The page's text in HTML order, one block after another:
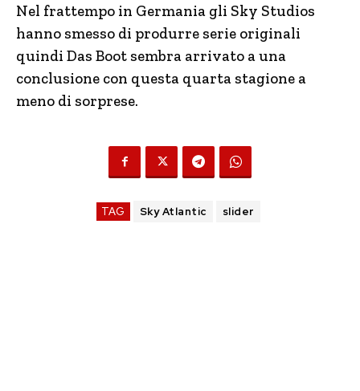
Nel frattempo in Germania gli Sky Studios
hanno smesso di produrre serie originali
quindi Das Boot sembra arrivato a una
conclusione con questa quarta stagione a
meno di sorprese.
TAG Sky Atlantic slider